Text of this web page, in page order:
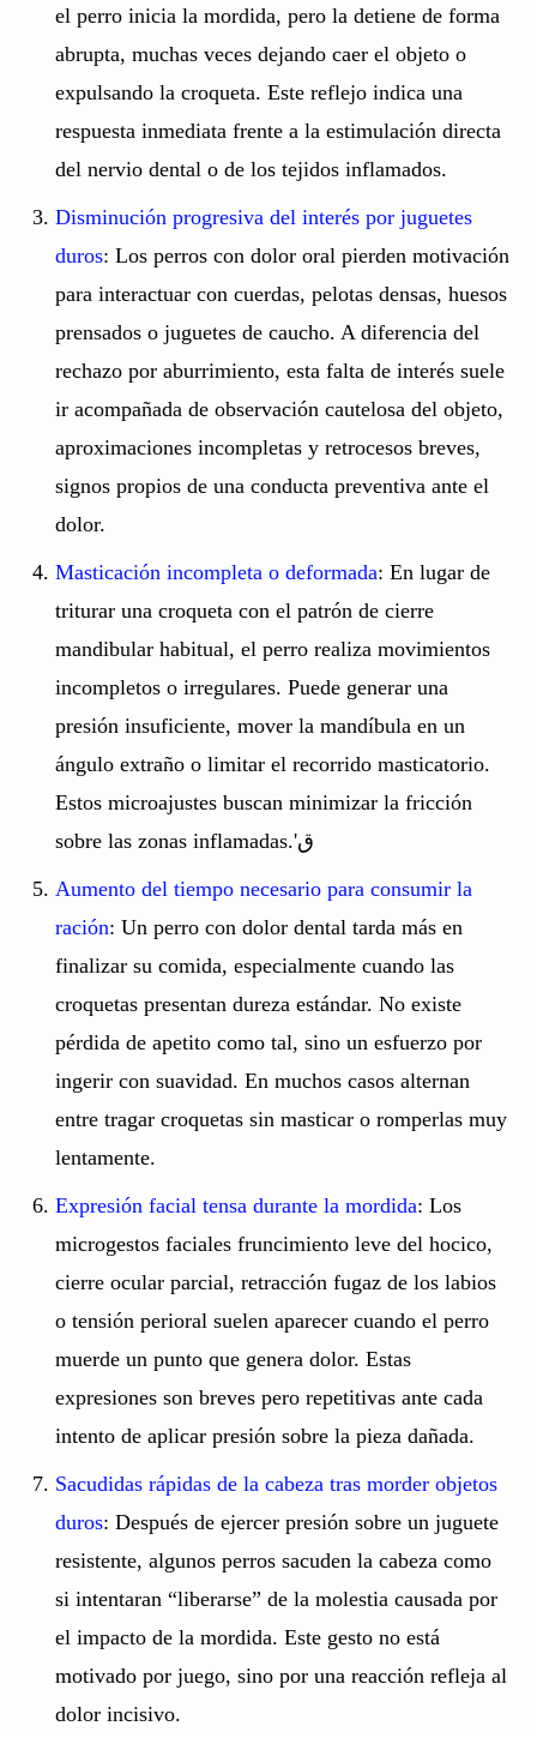
el perro inicia la mordida, pero la detiene de forma
abrupta, muchas veces dejando caer el objeto o
expulsando la croqueta. Este reflejo indica una
respuesta inmediata frente a la estimulación directa
del nervio dental o de los tejidos inflamados.
Disminución progresiva del interés por juguetes
duros: Los perros con dolor oral pierden motivación
para interactuar con cuerdas, pelotas densas, huesos
prensados o juguetes de caucho. A diferencia del
rechazo por aburrimiento, esta falta de interés suele
ir acompañada de observación cautelosa del objeto,
aproximaciones incompletas y retrocesos breves,
signos propios de una conducta preventiva ante el
dolor.
Masticación incompleta o deformada: En lugar de
triturar una croqueta con el patrón de cierre
mandibular habitual, el perro realiza movimientos
incompletos o irregulares. Puede generar una
presión insuficiente, mover la mandíbula en un
ángulo extraño o limitar el recorrido masticatorio.
Estos microajustes buscan minimizar la fricción
sobre las zonas inflamadas.'ق
Aumento del tiempo necesario para consumir la
ración: Un perro con dolor dental tarda más en
finalizar su comida, especialmente cuando las
croquetas presentan dureza estándar. No existe
pérdida de apetito como tal, sino un esfuerzo por
ingerir con suavidad. En muchos casos alternan
entre tragar croquetas sin masticar o romperlas muy
lentamente.
Expresión facial tensa durante la mordida: Los
microgestos faciales fruncimiento leve del hocico,
cierre ocular parcial, retracción fugaz de los labios
o tensión perioral suelen aparecer cuando el perro
muerde un punto que genera dolor. Estas
expresiones son breves pero repetitivas ante cada
intento de aplicar presión sobre la pieza dañada.
Sacudidas rápidas de la cabeza tras morder objetos
duros: Después de ejercer presión sobre un juguete
resistente, algunos perros sacuden la cabeza como
si intentaran “liberarse” de la molestia causada por
el impacto de la mordida. Este gesto no está
motivado por juego, sino por una reacción refleja al
dolor incisivo.